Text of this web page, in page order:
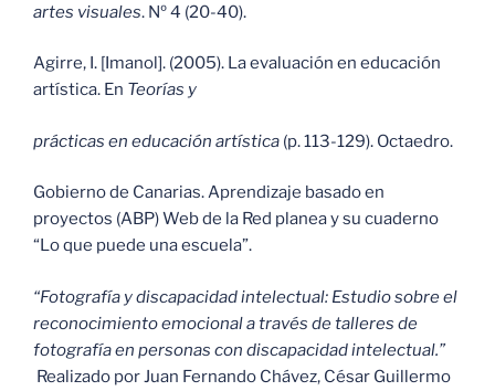
artes visuales. Nº 4 (20-40).
Agirre, I. [Imanol]. (2005). La evaluación en educación
artística. En Teorías y
prácticas en educación artística (p. 113-129). Octaedro.
Gobierno de Canarias. Aprendizaje basado en
proyectos (ABP) Web de la Red planea y su cuaderno
“Lo que puede una escuela”.
“Fotografía y discapacidad intelectual: Estudio sobre el
reconocimiento emocional a través de talleres de
fotografía en personas con discapacidad intelectual.”
Realizado por Juan Fernando Chávez, César Guillermo